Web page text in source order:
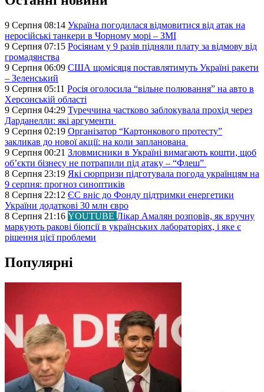
9 Серпня 08:14 Україна погодилася відмовитися від атак на
неросійські танкери в Чорному морі – ЗМІ
9 Серпня 07:15 Росіянам у 9 разів підняли плату за відмову від
громадянства
9 Серпня 06:09 США щомісяця поставлятимуть Україні ракети
– Зеленський
9 Серпня 05:11 Росія оголосила “вільне полювання” на авто в
Херсонській області
9 Серпня 04:29 Туреччина частково заблокувала прохід через
Дарданелли: які аргументи
9 Серпня 02:19 Організатор “Картонкового протесту”
закликав до нової акції: на коли запланована
9 Серпня 00:21 Зловмисники в Україні вимагають кошти, щоб
об’єкти бізнесу не потрапили під атаку – “Флеш”
8 Серпня 23:19 Які сюрпризи підготувала погода українцям на
9 серпня: прогноз синоптиків
8 Серпня 22:12 ЄС вніс до Фонду підтримки енергетики
України додаткові 30 млн євро
8 Серпня 21:16 YOUTUBE Лікар Амалян розповів, як вручну
маркують ракові біопсії в українських лабораторіях, і яке є
рішення цієї проблеми
Популярні